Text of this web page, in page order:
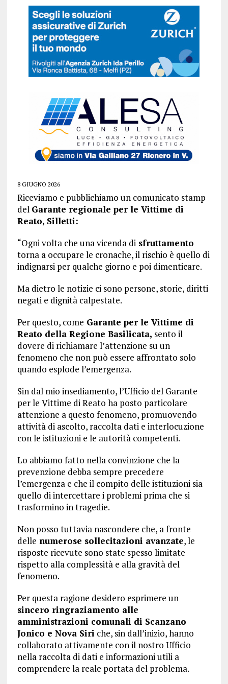
8 GIUGNO 2026
Riceviamo e pubblichiamo un comunicato stamp
del Garante regionale per le Vittime di
Reato, Silletti:
“Ogni volta che una vicenda disfruttamento
torna a occupare le cronache, il rischio è quello di
indignarsi per qualche giorno e poi dimenticare.
Ma dietro le notizie ci sono persone, storie, diritti
negati e dignità calpestate.
Per questo, come Garante per le Vittime di
Reato della Regione Basilicata, sento il
dovere di richiamare l’attenzione su un
fenomeno che non può essere affrontato solo
quando esplode l’emergenza.
Sin dal mio insediamento, l’Ufficio del Garante
per le Vittime di Reato ha posto particolare
attenzione a questo fenomeno, promuovendo
attività di ascolto, raccolta dati e interlocuzione
con le istituzioni e le autorità competenti.
Lo abbiamo fatto nella convinzione che la
prevenzione debba sempre precedere
l’emergenza e che il compito delle istituzioni sia
quello di intercettare i problemi prima che si
trasformino in tragedie.
Non posso tuttavia nascondere che, a fronte
delle numerose sollecitazioni avanzate, le
risposte ricevute sono state spesso limitate
rispetto alla complessità e alla gravità del
fenomeno.
Per questa ragione desidero esprimere un
sincero ringraziamento alle
amministrazioni comunali di Scanzano
Jonico e Nova Siri che, sin dall’inizio, hanno
collaborato attivamente con il nostro Ufficio
nella raccolta di dati e informazioni utili a
comprendere la reale portata del problema.